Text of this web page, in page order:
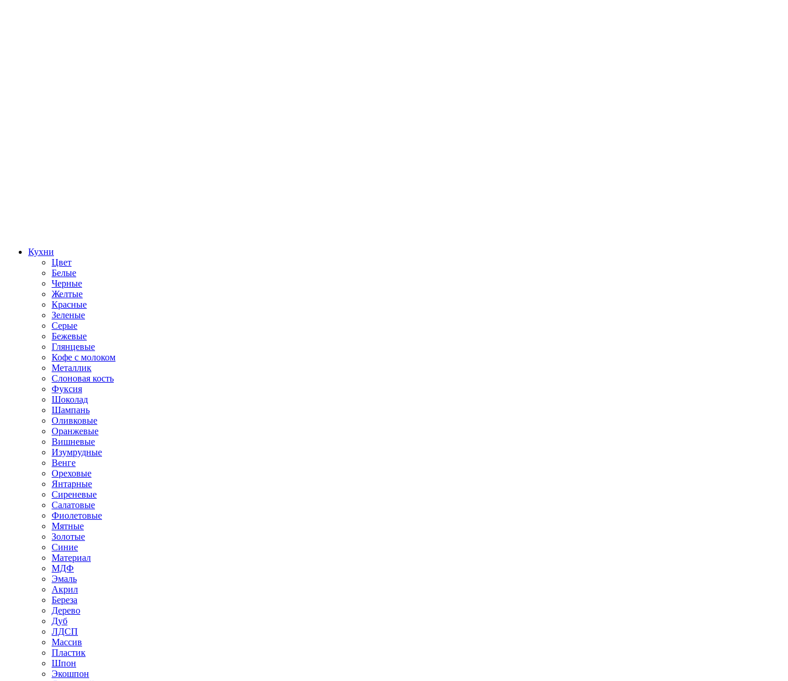
Кухни
Цвет
Белые
Черные
Желтые
Красные
Зеленые
Серые
Бежевые
Глянцевые
Кофе с молоком
Металлик
Слоновая кость
Фуксия
Шоколад
Шампань
Оливковые
Оранжевые
Вишневые
Изумрудные
Венге
Ореховые
Янтарные
Сиреневые
Салатовые
Фиолетовые
Мятные
Золотые
Синие
Материал
МДФ
Эмаль
Акрил
Береза
Дерево
Дуб
ЛДСП
Массив
Пластик
Шпон
Экошпон